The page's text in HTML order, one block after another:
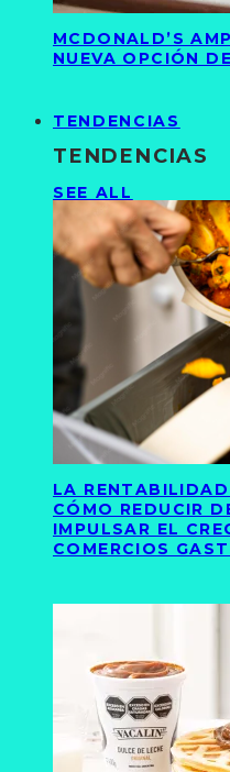
MCDONALD’S
NUEVA OPCIÓN
TENDENCIAS
TENDENCIAS
SEE ALL
LA
CÓMO REDUCIR
IMPULSAR EL
COMERCIOS